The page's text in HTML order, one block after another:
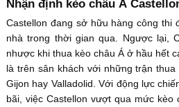
Nhận định kèo châu Á
Castellon đang sở hữu hàng công thi
nhà trong thời gian qua. Ngược lại,
nhược khi thua kèo châu Á ở hầu hết
là trên sân khách với những trận
Gijon hay Valladolid. Với động lực
bãi, việc Castellon vượt qua mức kèo